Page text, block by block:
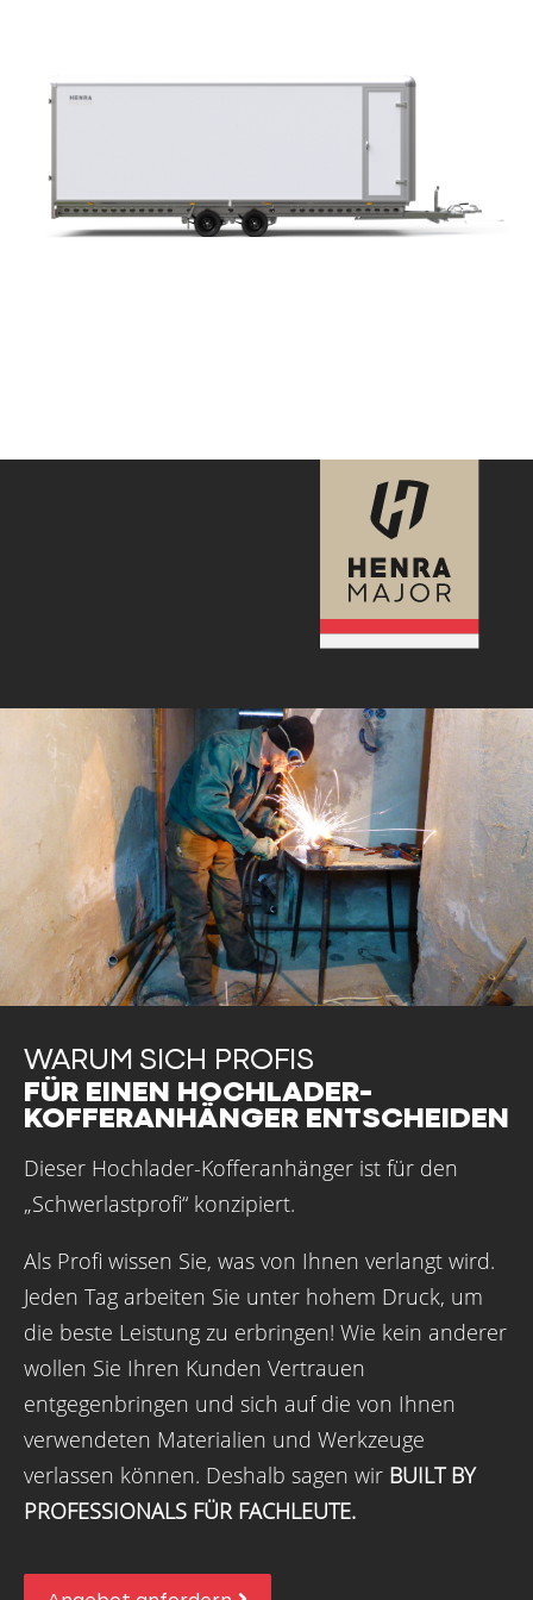
WARUM SICH PROFIS
FÜR EINEN HOCHLADER-
KOFFERANHÄNGER ENTSCHEIDEN
Dieser Hochlader-Kofferanhänger ist für den
„Schwerlastprofi“ konzipiert.
Als Profi wissen Sie, was von Ihnen verlangt wird.
Jeden Tag arbeiten Sie unter hohem Druck, um
die beste Leistung zu erbringen! Wie kein anderer
wollen Sie Ihren Kunden Vertrauen
entgegenbringen und sich auf die von Ihnen
verwendeten Materialien und Werkzeuge
verlassen können. Deshalb sagen wir BUILT BY
PROFESSIONALS FÜR FACHLEUTE.